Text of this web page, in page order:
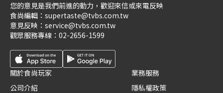
您的意見是我們前進的動力，歡迎來信或來電反映
食尚編輯： supertaste@tvbs.com.tw
意見反映： service@tvbs.com.tw
觀眾服務專線： 02-2656-1599
關於食尚玩家
公司介紹
業務服務
隱私權政策